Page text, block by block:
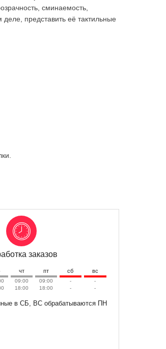
сминаемость,
деле, представить её тактильные
заказов
чт пт сб вс
09:00
18:00
09:00
18:00
-
-
-
-
в СБ, ВС обрабатываются ПН